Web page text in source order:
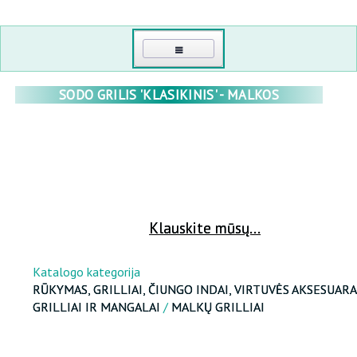
SODO GRILIS 'KLASIKINIS' - MALKOS
PAGRINDINIS
ATKURTI SLAPTAŽODĮ
DIDMENINĖ PREKYBA
APIE MUS
POLIKARBONATAS
PLĖVINIAI ŠILTNAMIAI
RŪKYKLOS, GRILLAI, ČAVUNO INDAI, KATILAI, VIRTUVĖS PRIEDAI
SPORTUI, TURIZMUI, POILSIO
Klauskite mūsų...
Katalogo kategorija
RŪKYMAS, GRILLIAI, ČIUNGO INDAI, VIRTUVĖS
GRILLIAI IR MANGALAI / MALKŲ GRILLIAI